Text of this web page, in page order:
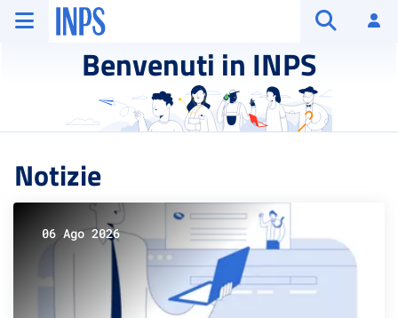
Vai al menu principale
Vai al contenuto principale
Vai al pie' di pagina
INPS ()
Benvenuti in INPS
Notizie
06 Ago 2026